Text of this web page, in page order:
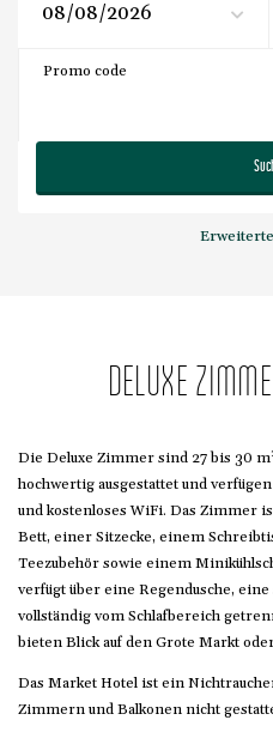
Promo code
DELUXE
Die Deluxe Zimmer sind 27 bis 30
hochwertig ausgestattet und
und kostenloses WiFi. Das Zimmer
Bett, einer Sitzecke, einem
Teezubehör sowie einem
verfügt über eine Regendusche,
vollständig vom Schlafbereich
bieten Blick auf den Grote Markt
Das Market Hotel ist ein
Zimmern und Balkonen nicht